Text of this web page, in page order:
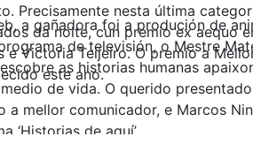
Precisamente nesta última
da noite, cun premio ex aequo
e Victoria Teijeiro. O premio a
este ano.
a gañadora foi a produción de
programa de televisión, o Mestre
as historias humanas
de vida. O querido
a mellor comunicador, e Marcos
‘Historias de aquí’.